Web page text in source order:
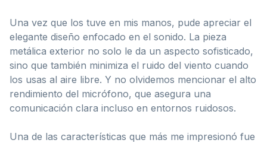
Una vez que los tuve en mis manos, pude apreciar el
elegante diseño enfocado en el sonido. La pieza
metálica exterior no solo le da un aspecto sofisticado,
sino que también minimiza el ruido del viento cuando
los usas al aire libre. Y no olvidemos mencionar el alto
rendimiento del micrófono, que asegura una
comunicación clara incluso en entornos ruidosos.
Una de las características que más me impresionó fue